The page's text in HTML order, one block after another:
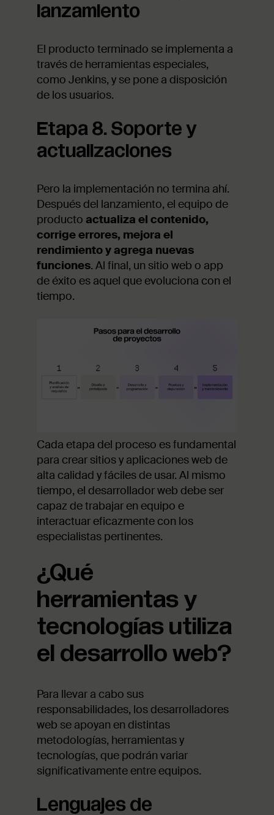
lanzamiento
El producto terminado se implementa a
través de herramientas especiales,
como Jenkins, y se pone a disposición
de los usuarios.
Etapa 8. Soporte y
actualizaciones
Pero la implementación no termina ahí.
Después del lanzamiento, el equipo de
producto actualiza el contenido,
corrige errores, mejora el
rendimiento y agrega nuevas
funciones. Al final, un sitio web o app
de éxito es aquel que evoluciona con el
tiempo.
Cada etapa del proceso es fundamental
para crear sitios y aplicaciones web de
alta calidad y fáciles de usar. Al mismo
tiempo, el desarrollador web debe ser
capaz de trabajar en equipo e
interactuar eficazmente con los
especialistas pertinentes.
¿Qué
herramientas y
tecnologías utiliza
el desarrollo web?
Para llevar a cabo sus
responsabilidades, los desarrolladores
web se apoyan en distintas
metodologías, herramientas y
tecnologías, que podrán variar
significativamente entre equipos.
Lenguajes de